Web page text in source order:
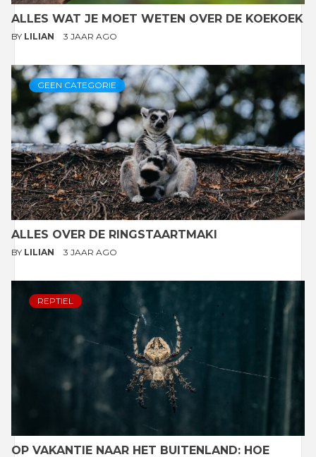
ALLES WAT JE MOET WETEN OVER DE KOEKOEK
BY LILIAN 3 JAAR AGO
GEEN CATEGORIE
ALLES OVER DE RINGSTAARTMAKI
BY LILIAN 3 JAAR AGO
REPTIEL
OP VAKANTIE NAAR HET BUITENLAND: HOE